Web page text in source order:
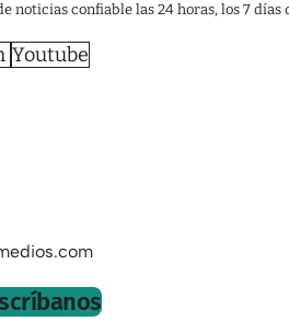
noticias confiable las 24 horas, los 7 días
Youtube